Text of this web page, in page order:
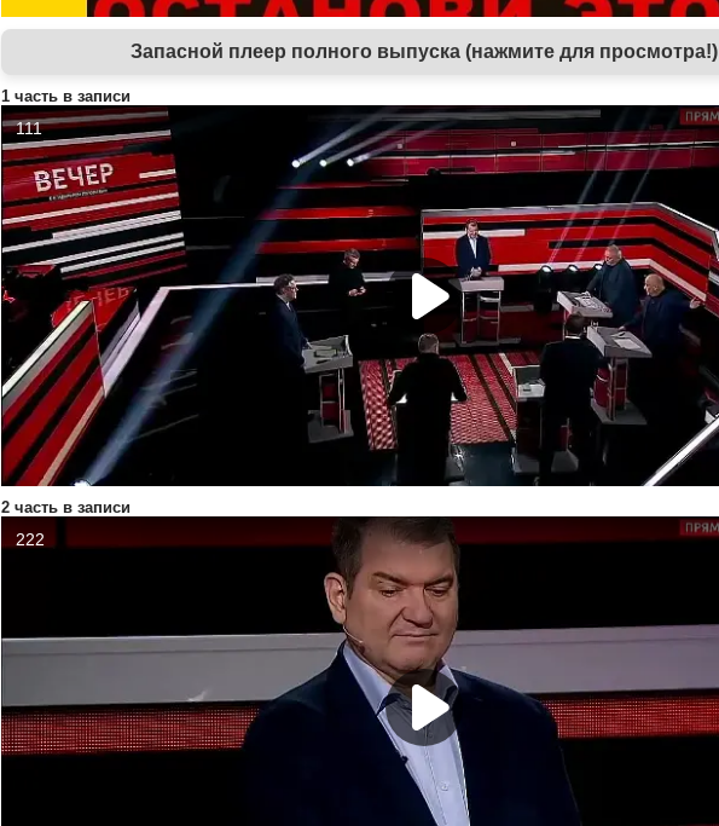
Запасной плеер полного выпуска (нажмите для просмотра!)
1 часть в записи
2 часть в записи